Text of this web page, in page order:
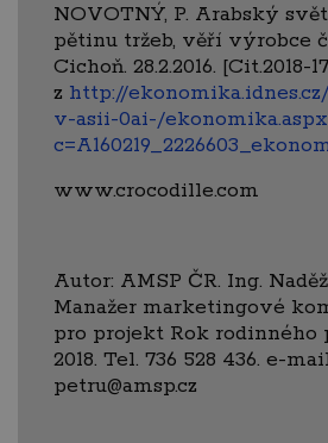
NOVOTNÝ, P. Arabský
pětinu tržeb, věří výrobce
Cichoň. 28.2.2016. [Cit.2018-
z http://
v-asii-0ai-/
www.crocodille.com
Autor: AMSP ČR. Ing.
Manažer marketingové
pro projekt Rok rodinného
2018. Tel. 736 528 436. e-
petru@amsp.cz